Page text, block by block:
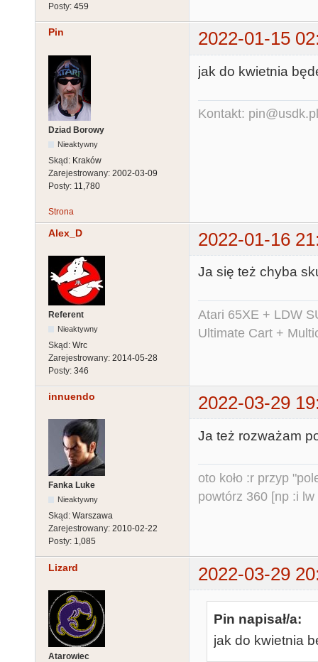
Posty: 459
Pin 2022-01-15
Dziad Borowy
Nieaktywny
Skąd: Kraków
Zarejestrowany: 2002-03-09
Posty: 11,780
jak do kwietnia
Kontakt: pin@usdk.pl
Strona
Alex_D 2022-01-16
Referent
Nieaktywny
Skąd: Wrc
Zarejestrowany: 2014-05-28
Posty: 346
Ja się też chyba
Atari 65XE + LDW
Ultimate Cart +
innuendo 2022-03-29
Fanka Luke
Nieaktywny
Skąd: Warszawa
Zarejestrowany: 2010-02-22
Posty: 1,085
Ja też rozważam
oto koło :r przyp
powtórz 360 [np :i lw
Lizard 2022-03-29
Atarowiec
Pin napisał/a:
jak do kwietnia